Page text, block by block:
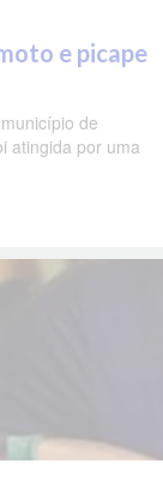
e picape
de
atingida por uma